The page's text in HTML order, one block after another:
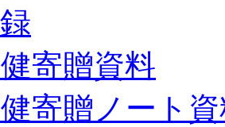
寄贈資料
寄贈ノート